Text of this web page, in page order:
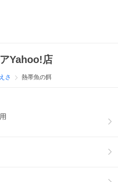
Yahoo!店
さ 熱帯魚の餌